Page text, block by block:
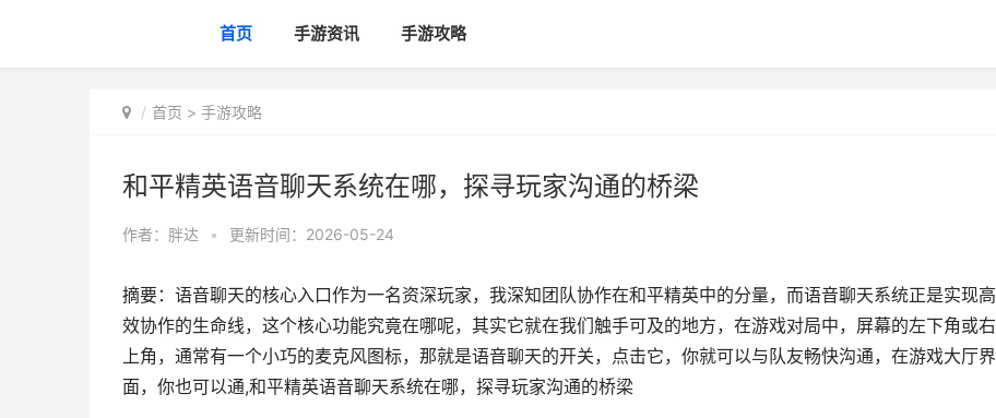
首页 手游资讯 手游攻略
首页 > 手游攻略
和平精英语音聊天系统在哪，探寻玩家沟通的桥梁
作者： 胖达 • 更新时间：2026-05-24
摘要：语音聊天的核心入口作为一名资深玩家，我深知团队协作在和平精英中的分量，而语音聊天系统正是实现高
效协作的生命线，这个核心功能究竟在哪呢，其实它就在我们触手可及的地方，在游戏对局中，屏幕的左下角或右
上角，通常有一个小巧的麦克风图标，那就是语音聊天的开关，点击它，你就可以与队友畅快沟通，在游戏大厅界
面，你也可以通,和平精英语音聊天系统在哪，探寻玩家沟通的桥梁